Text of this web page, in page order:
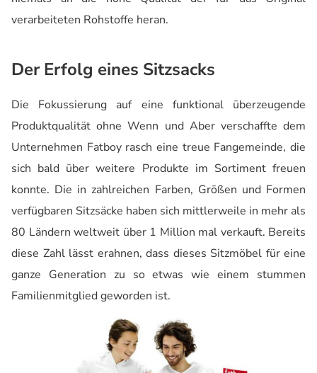
verarbeiteten Rohstoffe heran.
Der Erfolg eines Sitzsacks
Die Fokussierung auf eine funktional überzeugende
Produktqualität ohne Wenn und Aber verschaffte dem
Unternehmen Fatboy rasch eine treue Fangemeinde, die
sich bald über weitere Produkte im Sortiment freuen
konnte. Die in zahlreichen Farben, Größen und Formen
verfügbaren Sitzsäcke haben sich mittlerweile in mehr als
80 Ländern weltweit über 1 Million mal verkauft. Bereits
diese Zahl lässt erahnen, dass dieses Sitzmöbel für eine
ganze Generation zu so etwas wie einem stummen
Familienmitglied geworden ist.